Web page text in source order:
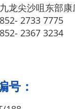
龙尖沙咀东部
2733 7775
2367 3234
号：